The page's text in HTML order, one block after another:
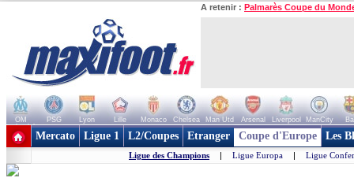
A retenir : Palmarès Coupe du
OM PSG Lyon Lille Monaco Chelsea Man Utd Arsenal Liverpool ManCity
+ de clubs
Mercato Ligue 1 L2/Coupes Etranger Coupe d'Europe Les
Ligue des Champions | Ligue Europa | Ligue